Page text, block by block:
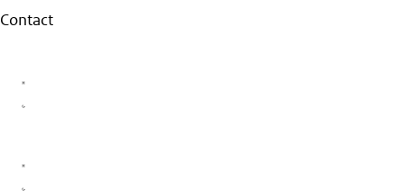
Contact